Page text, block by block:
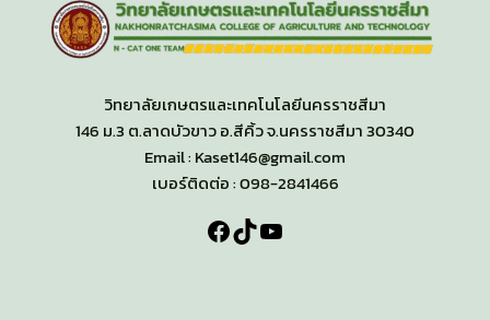
วิทยาลัยเกษตรและเทคโนโลยีนครราชสีมา
146 ม.3 ต.ลาดบัวขาว อ.สีคิ้ว จ.นครราชสีมา 30340
Email : Kaset146@gmail.com
เบอร์ติดต่อ : 098-2841466